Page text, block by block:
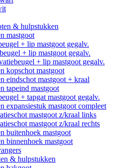
& hulpstukken
mastgoot
+ lip mastgoot gegalv.
+ lip mastgoot gegalv.
+ lip mastgoot gegalv.
kopschot mastgoot
eindschot mastgoot + kraal
tapeind mastgoot
+ tapgat mastgoot gegalv.
expansiestuk mastgoot compleet
mastgoot z/kraal links
mastgoot z/kraal rechts
buitenhoek mastgoot
binnenhoek mastgoot
& hulpstukken